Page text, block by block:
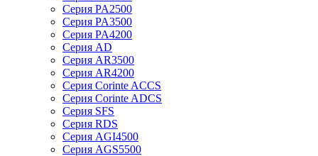
Серия PA2500
Серия PA3500
Серия PA4200
Серия AD
Серия AR3500
Серия AR4200
Серия Corinte ACCS
Серия Corinte ADCS
Серия SFS
Серия RDS
Серия AGI4500
Серия AGS5500